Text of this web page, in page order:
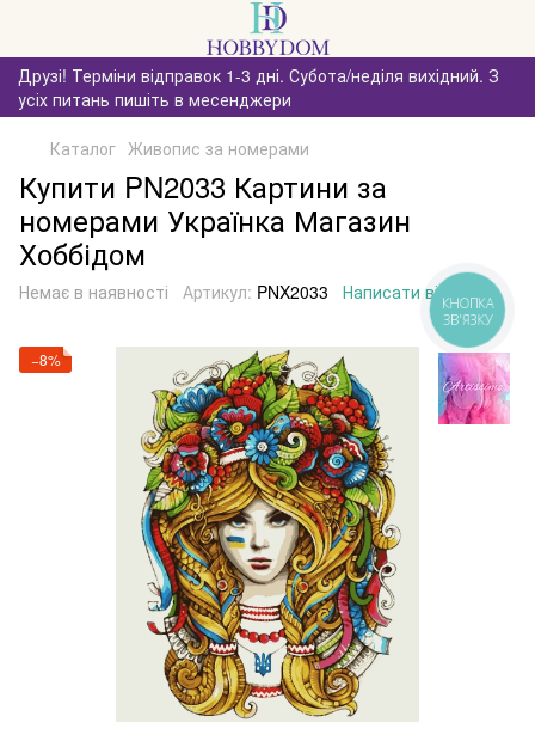
Друзі! Терміни відправок 1-3 дні. Субота/неділя вихідний. З
усіх питань пишіть в месенджери
Каталог Живопис за номерами
Купити PN2033 Картини за
номерами Українка Магазин
Хоббідом
Немає в наявності Артикул: PNX2033 Написати відгук
−8%
КНОПКА
ЗВ'ЯЗКУ